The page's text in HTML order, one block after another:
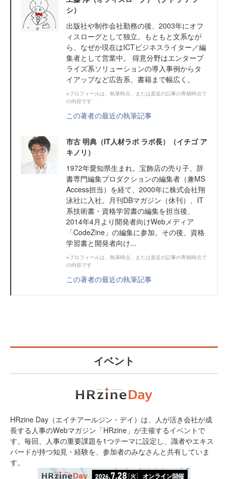
シ）
出版社や制作会社勤務の後、2003年にオフ
ィスローグとして独立。もともと文系なが
ら、なぜか現在はICTビジネスライター／編
集者として営業中。 得意分野はエンタープ
ライズ系ソリューションの導入事例からタ
イアップなど広告系、書籍まで幅広く。
※プロフィールは、執筆時点、または直近の記事の寄稿時点で
の内容です
この著者の最近の執筆記事
市古 明典（IT人材ラボ ラボ長）（イチゴ ア
キノリ）
1972年愛知県生まれ。宝飾店の売り子、辞
書専門編集プロダクションの編集者（兼MS
Access担当）を経て、2000年に株式会社翔
泳社に入社。月刊DBマガジン（休刊）、IT
系技術書・資格学習書の編集を担当後、
2014年4月より開発者向けWebメディア
「CodeZine」の編集に参加。その後、資格
学習書と開発者向け...
※プロフィールは、執筆時点、または直近の記事の寄稿時点で
の内容です
この著者の最近の執筆記事
イベント
HRzine Day（エイチアールジン・デイ）は、人が活き会社が成
長する人事のWebマガジン「HRzine」が主催するイベントで
す。毎回、人事の重要課題を1つテーマに設定し、識者やエキス
パードが持つ知見・経験を、参加者のみなさんと共有していま
す。